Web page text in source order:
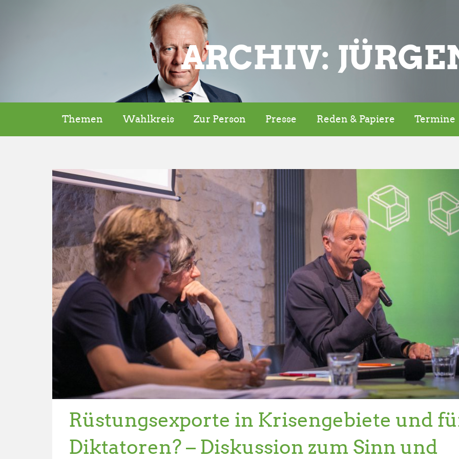
ARCHIV:
Themen Wahlkreis Zur Person Presse Reden & Papiere Termine
Rüstungsexporte in Krisengebiete und
Diktatoren? – Diskussion zum Sinn und